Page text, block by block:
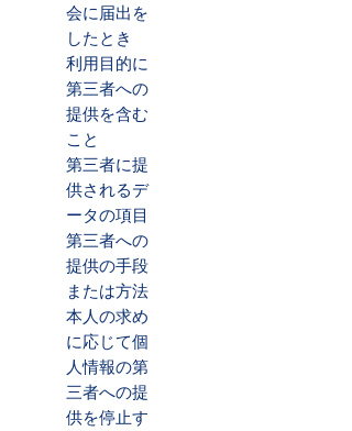
会に届出を
したとき
利用目的に
第三者への
提供を含む
こと
第三者に提
供されるデ
ータの項目
第三者への
提供の手段
または方法
本人の求め
に応じて個
人情報の第
三者への提
供を停止す